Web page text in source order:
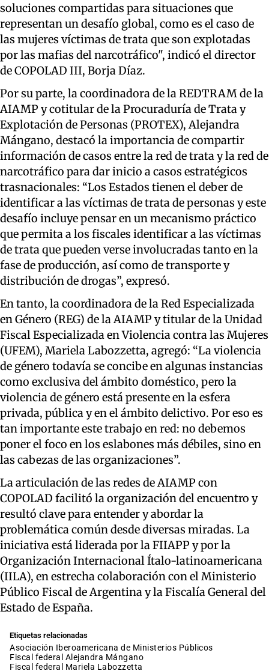
soluciones compartidas para situaciones que
representan un desafío global, como es el caso de
las mujeres víctimas de trata que son explotadas
por las mafias del narcotráfico", indicó el director
de COPOLAD III, Borja Díaz.
Por su parte, la coordinadora de la REDTRAM de la
AIAMP y cotitular de la Procuraduría de Trata y
Explotación de Personas (PROTEX), Alejandra
Mángano, destacó la importancia de compartir
información de casos entre la red de trata y la red de
narcotráfico para dar inicio a casos estratégicos
trasnacionales: “Los Estados tienen el deber de
identificar a las víctimas de trata de personas y este
desafío incluye pensar en un mecanismo práctico
que permita a los fiscales identificar a las víctimas
de trata que pueden verse involucradas tanto en la
fase de producción, así como de transporte y
distribución de drogas”, expresó.
En tanto, la coordinadora de la Red Especializada
en Género (REG) de la AIAMP y titular de la Unidad
Fiscal Especializada en Violencia contra las Mujeres
(UFEM), Mariela Labozzetta, agregó: “La violencia
de género todavía se concibe en algunas instancias
como exclusiva del ámbito doméstico, pero la
violencia de género está presente en la esfera
privada, pública y en el ámbito delictivo. Por eso es
tan importante este trabajo en red: no debemos
poner el foco en los eslabones más débiles, sino en
las cabezas de las organizaciones”.
La articulación de las redes de AIAMP con
COPOLAD facilitó la organización del encuentro y
resultó clave para entender y abordar la
problemática común desde diversas miradas. La
iniciativa está liderada por la FIIAPP y por la
Organización Internacional Ítalo-latinoamericana
(IILA), en estrecha colaboración con el Ministerio
Público Fiscal de Argentina y la Fiscalía General del
Estado de España.
Etiquetas relacionadas
Asociación Iberoamericana de Ministerios Públicos
fiscal federal Alejandra Mángano
fiscal federal Mariela Labozzetta